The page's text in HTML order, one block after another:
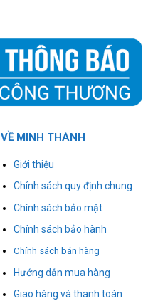
VỀ MINH THÀNH
Giới thiệu
Chính sách quy định chung
Chính sách bảo mật
Chính sách bảo hành
Chính sách bán hàng
Hướng dẫn mua hàng
Giao hàng và thanh toán